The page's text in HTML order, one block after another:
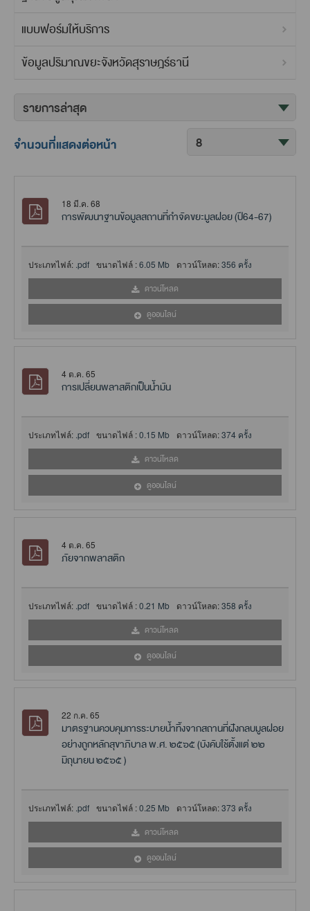
แบบฟอร์มให้บริการ
ข้อมูลปริมาณขยะจังหวัดสุราษฎร์ธานี
จำนวนที่แสดงต่อหน้า
18 มี.ค. 68
การพัฒนาฐานข้อมูลสถานที่กำจัดขยะมูลฝอย (ปี64-67)
ประเภทไฟล์: .pdf ขนาดไฟล์ :6.05 Mb ดาวน์โหลด:356 ครั้ง
ดาวน์โหลด
ดูออนไลน์
4 ต.ค. 65
การเปลี่ยนพลาสติกเป็นน้ำมัน
ประเภทไฟล์: .pdf ขนาดไฟล์ :0.15 Mb ดาวน์โหลด:374 ครั้ง
ดาวน์โหลด
ดูออนไลน์
4 ต.ค. 65
ภัยจากพลาสติก
ประเภทไฟล์: .pdf ขนาดไฟล์ :0.21 Mb ดาวน์โหลด:358 ครั้ง
ดาวน์โหลด
ดูออนไลน์
22 ก.ค. 65
มาตรฐานควบคุมการระบายน้ำทิ้งจากสถานที่ฝังกลบมูลฝอย
อย่างถูกหลักสุขาภิบาล พ.ศ. ๒๕๖๕ (บังคับใช้ตั้งแต่ ๒๒
มิถุนายน ๒๕๖๕ )
ประเภทไฟล์: .pdf ขนาดไฟล์ :0.25 Mb ดาวน์โหลด:373 ครั้ง
ดาวน์โหลด
ดูออนไลน์